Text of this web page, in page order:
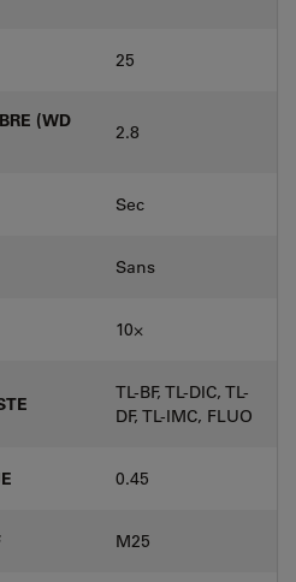
25
(WD
2.8
Sec
Sans
10⨉
TL-BF, TL-DIC, TL-
DF, TL-IMC, FLUO
0.45
M25